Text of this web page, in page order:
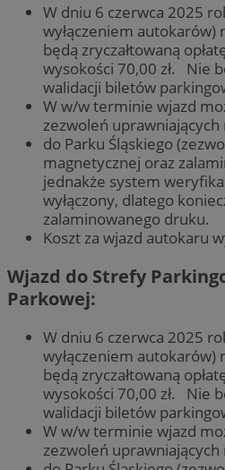
W dniu 6 czerwca 2025
wyłączeniem autokarów)
będą zryczałtowaną
wysokości 70,00 zł. Nie
walidacji biletów
W w/w terminie wjazd
zezwoleń uprawniających
do Parku Śląskiego
magnetycznej oraz
jednakże system
wyłączony, dlatego
zalaminowanego druku.
Koszt za wjazd autokaru
Wjazd do Strefy
Parkowej:
W dniu 6 czerwca 2025
wyłączeniem autokarów)
będą zryczałtowaną
wysokości 70,00 zł. Nie
walidacji biletów
W w/w terminie wjazd
zezwoleń uprawniających